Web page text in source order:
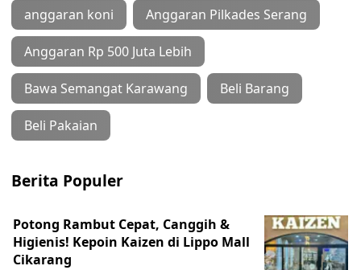
anggaran koni Anggaran Pilkades Serang
Anggaran Rp 500 Juta Lebih
Bawa Semangat Karawang Beli Barang
Beli Pakaian
Berita Populer
Potong Rambut Cepat, Canggih &
Higienis! Kepoin Kaizen di Lippo Mall
Cikarang